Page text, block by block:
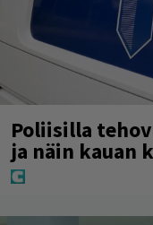
Poliisilla
ja näin kauan